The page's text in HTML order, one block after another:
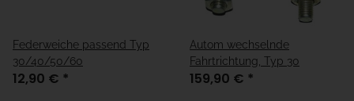
Federweiche passend Typ
30/40/50/60
12,90 € *
Autom wechselnde
Fahrtrichtung, Typ 30
159,90 € *